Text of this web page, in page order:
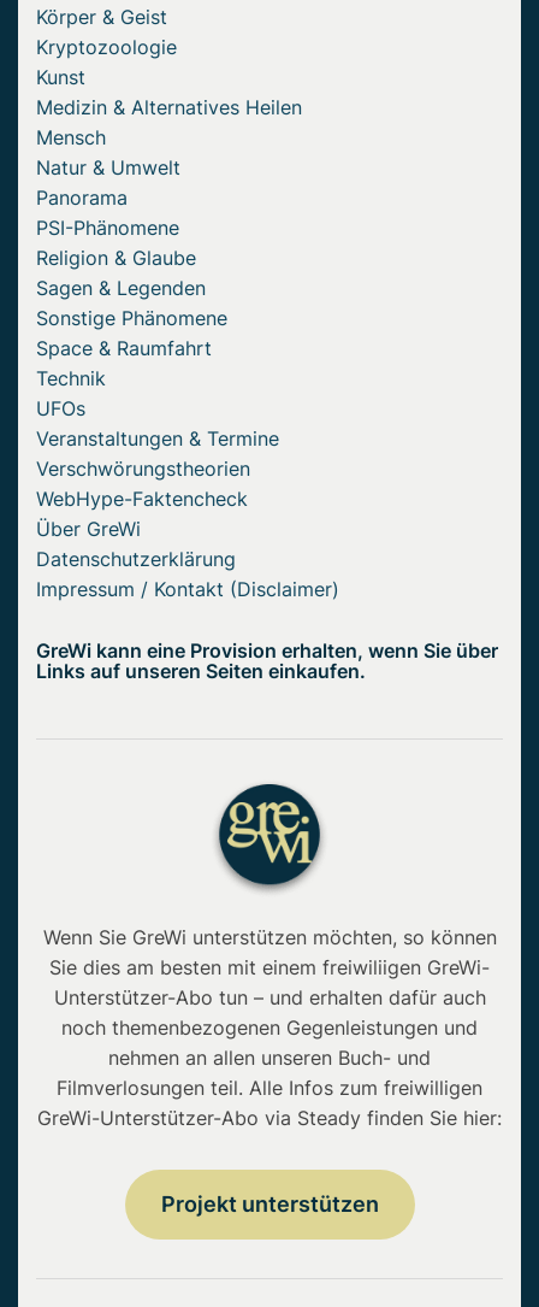
Körper & Geist
Kryptozoologie
Kunst
Medizin & Alternatives Heilen
Mensch
Natur & Umwelt
Panorama
PSI-Phänomene
Religion & Glaube
Sagen & Legenden
Sonstige Phänomene
Space & Raumfahrt
Technik
UFOs
Veranstaltungen & Termine
Verschwörungstheorien
WebHype-Faktencheck
Über GreWi
Datenschutzerklärung
Impressum / Kontakt (Disclaimer)
GreWi kann eine Provision erhalten, wenn Sie über
Links auf unseren Seiten einkaufen.
Wenn Sie GreWi unterstützen möchten, so können
Sie dies am besten mit einem freiwiliigen GreWi-
Unterstützer-Abo tun – und erhalten dafür auch
noch themenbezogenen Gegenleistungen und
nehmen an allen unseren Buch- und
Filmverlosungen teil. Alle Infos zum freiwilligen
GreWi-Unterstützer-Abo via Steady finden Sie hier:
Projekt unterstützen